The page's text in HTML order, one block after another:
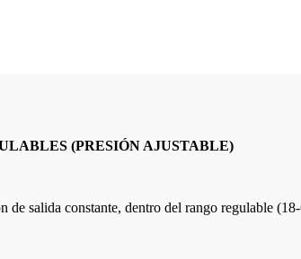
(PRESIÓN AJUSTABLE)
salida constante, dentro del rango regulable